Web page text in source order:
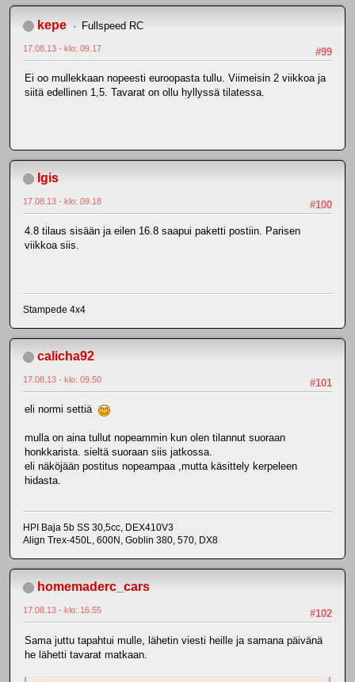
kepe Fullspeed RC
#99
17.08.13 - klo: 09.17
Ei oo mullekkaan nopeesti euroopasta tullu. Viimeisin 2 viikkoa ja
siitä edellinen 1,5. Tavarat on ollu hyllyssä tilatessa.
Igis
#100
17.08.13 - klo: 09.18
4.8 tilaus sisään ja eilen 16.8 saapui paketti postiin. Parisen
viikkoa siis.
Stampede 4x4
calicha92
#101
17.08.13 - klo: 09.50
eli normi settiä
mulla on aina tullut nopeammin kun olen tilannut suoraan
honkkarista. sieltä suoraan siis jatkossa.
eli näköjään postitus nopeampaa ,mutta käsittely kerpeleen
hidasta.
HPI Baja 5b SS 30,5cc, DEX410V3
Align Trex-450L, 600N, Goblin 380, 570, DX8
homemaderc_cars
#102
17.08.13 - klo: 16.55
Sama juttu tapahtui mulle, lähetin viesti heille ja samana päivänä
he lähetti tavarat matkaan.